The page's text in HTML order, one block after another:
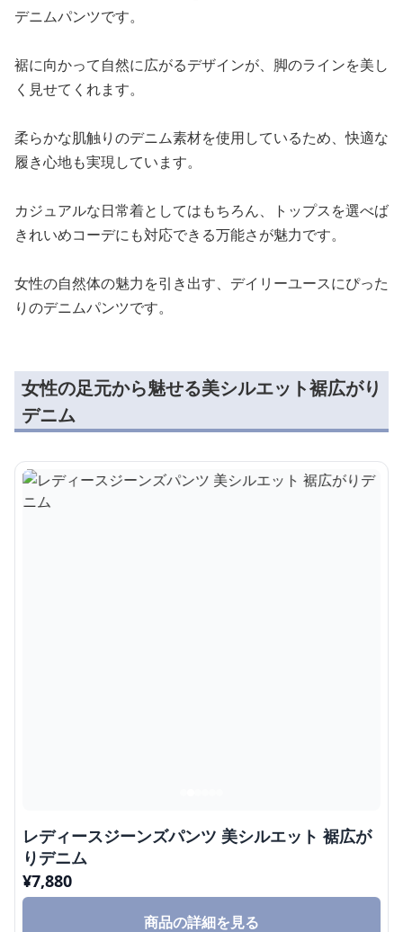
デニムパンツです。
裾に向かって自然に広がるデザインが、脚のラインを美し
く見せてくれます。
柔らかな肌触りのデニム素材を使用しているため、快適な
履き心地も実現しています。
カジュアルな日常着としてはもちろん、トップスを選べば
きれいめコーデにも対応できる万能さが魅力です。
女性の自然体の魅力を引き出す、デイリーユースにぴった
りのデニムパンツです。
女性の足元から魅せる美シルエット裾広がり
デニム
レディースジーンズパンツ 美シルエット 裾広が
りデニム
¥7,880
商品の詳細を見る